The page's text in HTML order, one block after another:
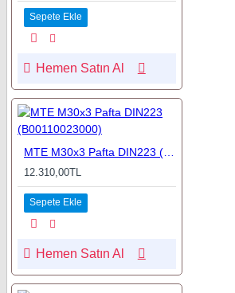
Sepete Ekle
Hemen Satın Al
12.310,00TL
Sepete Ekle
Hemen Satın Al